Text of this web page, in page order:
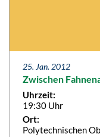
25. Jan. 2012
Zwischen
Uhrzeit:
19:30 Uhr
Ort:
Polytechnischen